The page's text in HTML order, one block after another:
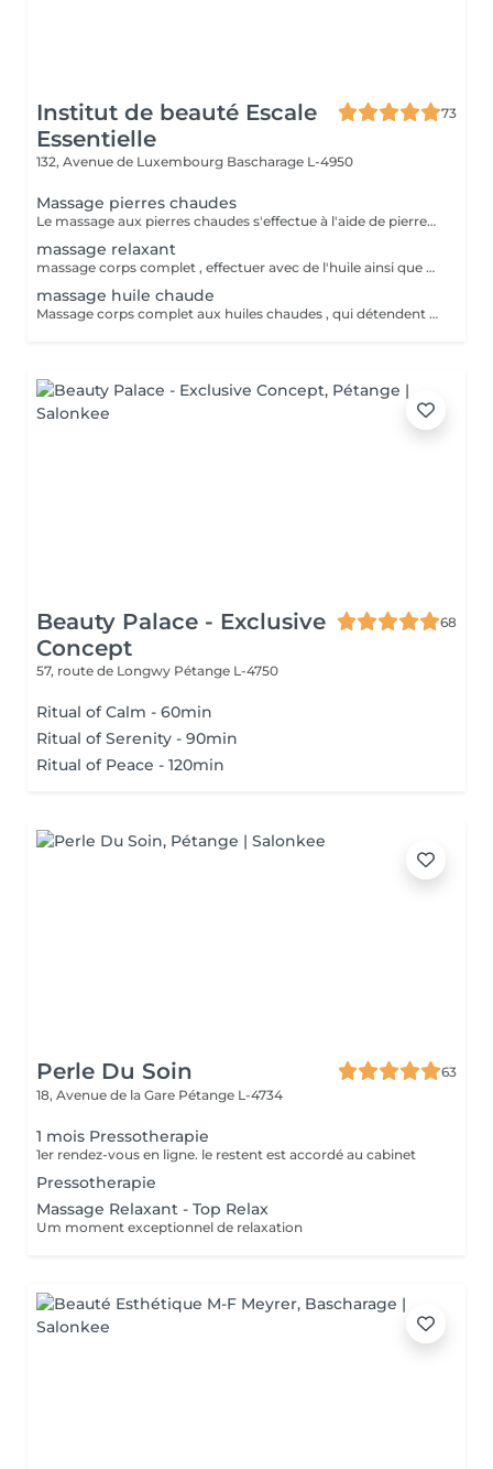
Institut de beauté Escale
Essentielle
73
132, Avenue de Luxembourg Bascharage L-4950
Massage pierres chaudes
Le massage aux pierres chaudes s'effectue à l'aide de pierres d'origine volcanique et d'huile essentielles, sous l'effet de la chaleur les muscles se détendent et provoque une sensation de bien-être et d'apaisement
massage relaxant
massage corps complet , effectuer avec de l'huile ainsi que des effleurages et des pressions sur des zones de détente.
massage huile chaude
Massage corps complet aux huiles chaudes , qui détendent les muscles et provoque une sensation de bien-être.
Beauty Palace - Exclusive
Concept
68
57, route de Longwy Pétange L-4750
Ritual of Calm - 60min
Ritual of Serenity - 90min
Ritual of Peace - 120min
Perle Du Soin
63
18, Avenue de la Gare Pétange L-4734
1 mois Pressotherapie
1er rendez-vous en ligne. le restent est accordé au cabinet
Pressotherapie
Massage Relaxant - Top Relax
Um moment exceptionnel de relaxation